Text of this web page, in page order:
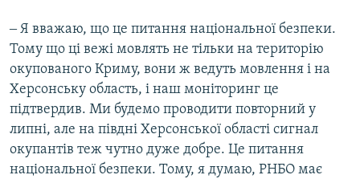
‒ Я вважаю, що це питання національної безпеки.
Тому що ці вежі мовлять не тільки на територію
окупованого Криму, вони ж ведуть мовлення і на
Херсонську область, і наш моніторинг це
підтвердив. Ми будемо проводити повторний у
липні, але на півдні Херсонської області сигнал
окупантів теж чутно дуже добре. Це питання
національної безпеки. Тому, я думаю, РНБО має